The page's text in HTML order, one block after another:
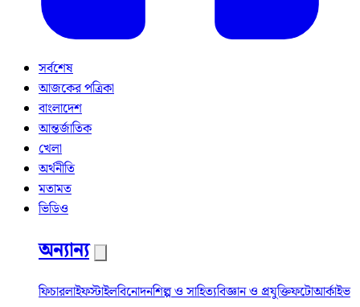
সর্বশেষ
আজকের পত্রিকা
বাংলাদেশ
আন্তর্জাতিক
খেলা
অর্থনীতি
মতামত
ভিডিও
অন্যান্য
ফিচারলাইফস্টাইলবিনোদনশিল্প ও সাহিত্যবিজ্ঞান ও প্রযুক্তিফটোআর্কাইভ